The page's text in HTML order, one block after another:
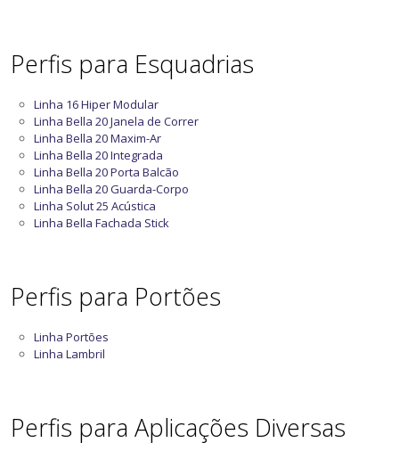
Perfis para Esquadrias
Linha 16 Hiper Modular
Linha Bella 20 Janela de Correr
Linha Bella 20 Maxim-Ar
Linha Bella 20 Integrada
Linha Bella 20 Porta Balcão
Linha Bella 20 Guarda-Corpo
Linha Solut 25 Acústica
Linha Bella Fachada Stick
Perfis para Portões
Linha Portões
Linha Lambril
Perfis para Aplicações Diversas